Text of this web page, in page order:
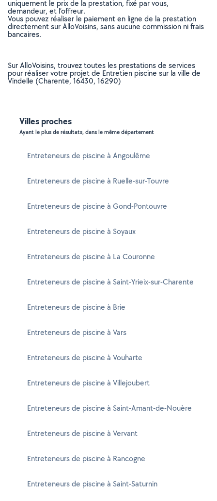
uniquement le prix de la prestation, fixé par vous,
demandeur, et l’offreur.
Vous pouvez réaliser le paiement en ligne de la prestation
directement sur AlloVoisins, sans aucune commission ni frais
bancaires.
Sur AlloVoisins, trouvez toutes les prestations de services
pour réaliser votre projet de Entretien piscine sur la ville de
Vindelle (Charente, 16430, 16290)
Villes proches
Ayant le plus de résultats, dans le même département
Entreteneurs de piscine à Angoulême
Entreteneurs de piscine à Ruelle-sur-Touvre
Entreteneurs de piscine à Gond-Pontouvre
Entreteneurs de piscine à Soyaux
Entreteneurs de piscine à La Couronne
Entreteneurs de piscine à Saint-Yrieix-sur-Charente
Entreteneurs de piscine à Brie
Entreteneurs de piscine à Vars
Entreteneurs de piscine à Vouharte
Entreteneurs de piscine à Villejoubert
Entreteneurs de piscine à Saint-Amant-de-Nouère
Entreteneurs de piscine à Vervant
Entreteneurs de piscine à Rancogne
Entreteneurs de piscine à Saint-Saturnin